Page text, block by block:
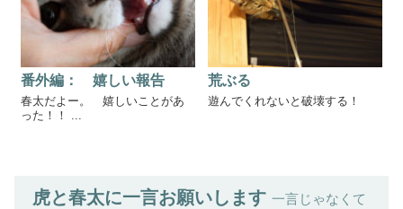
番外編： 嬉しい報告
春太だよー。 嬉しいことがあ
った！！ ...
荒ぶる
遊んでくれないと破壊する！
虎と春太に一言お願いします 一言じゃなくて